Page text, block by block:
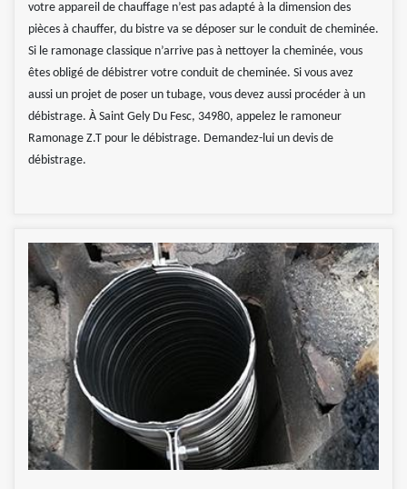
votre appareil de chauffage n’est pas adapté à la dimension des
pièces à chauffer, du bistre va se déposer sur le conduit de cheminée.
Si le ramonage classique n’arrive pas à nettoyer la cheminée, vous
êtes obligé de débistrer votre conduit de cheminée. Si vous avez
aussi un projet de poser un tubage, vous devez aussi procéder à un
débistrage. À Saint Gely Du Fesc, 34980, appelez le ramoneur
Ramonage Z.T pour le débistrage. Demandez-lui un devis de
débistrage.